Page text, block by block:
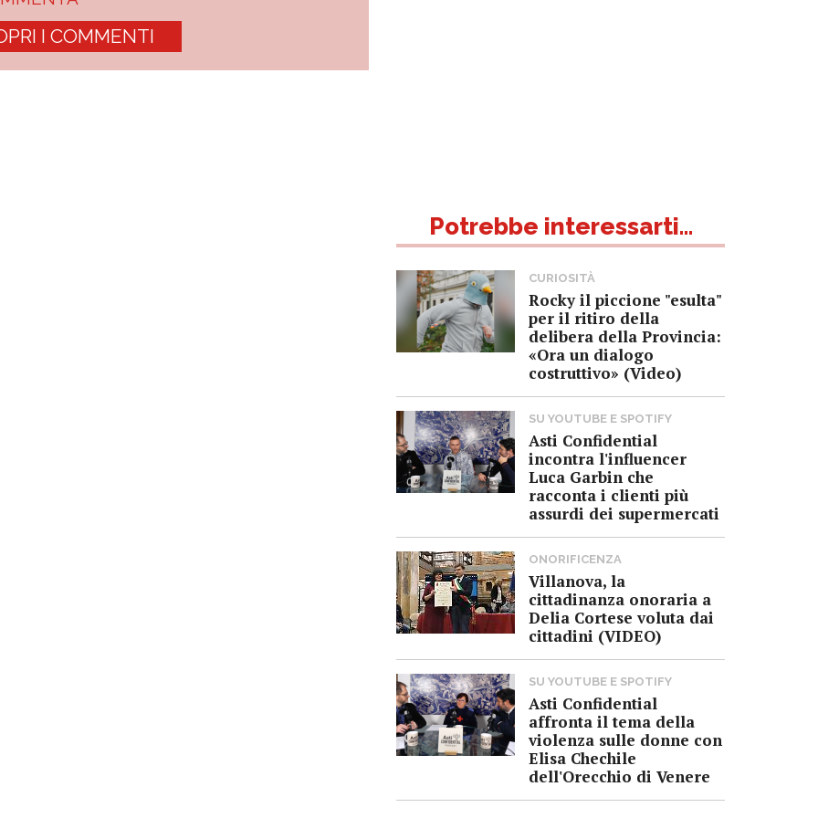
I COMMENTI
Potrebbe interessarti...
CURIOSITÀ
Rocky il piccione "esulta"
per il ritiro della
delibera della Provincia:
«Ora un dialogo
costruttivo» (Video)
SU YOUTUBE E SPOTIFY
Asti Confidential
incontra l'influencer
Luca Garbin che
racconta i clienti più
assurdi dei supermercati
ONORIFICENZA
Villanova, la
cittadinanza onoraria a
Delia Cortese voluta dai
cittadini (VIDEO)
SU YOUTUBE E SPOTIFY
Asti Confidential
affronta il tema della
violenza sulle donne con
Elisa Chechile
dell'Orecchio di Venere